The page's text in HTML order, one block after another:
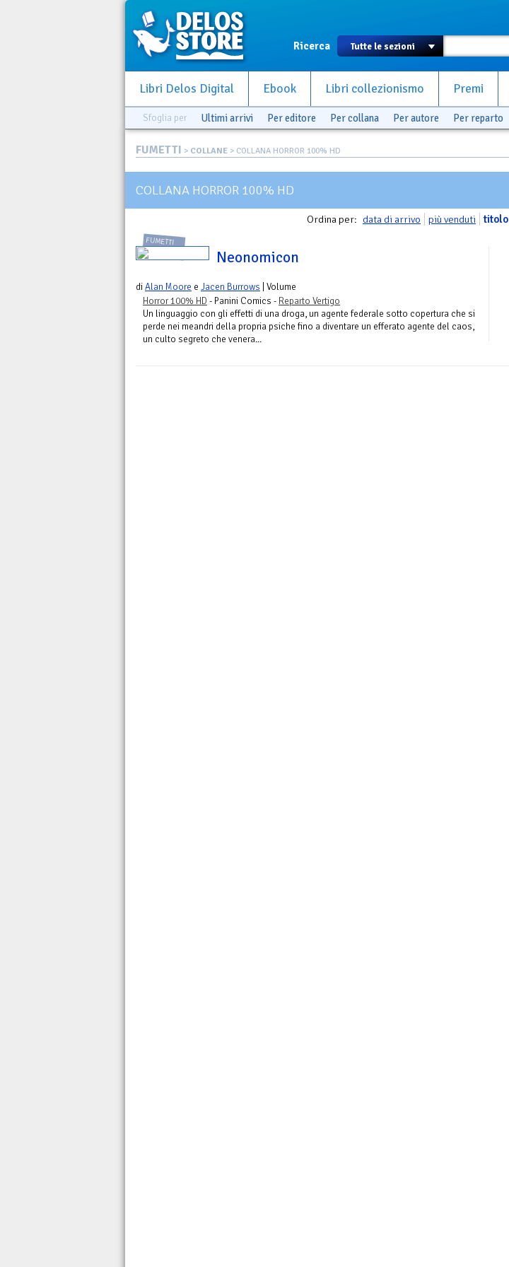
Ricerca
Libri Delos Digital Ebook Libri collezionismo Premi
Sfoglia per Ultimi arrivi Per editore Per collana Per autore Per reparto
FUMETTI > COLLANE > COLLANA HORROR 100% HD
COLLANA HORROR 100% HD
Ordina per: data di arrivo più venduti titolo
FUMETTI
Neonomicon
diAlan Moore e Jacen Burrows | Volume
Horror 100% HD - Panini Comics - Reparto Vertigo
Un linguaggio con gli effetti di una droga, un agente federale sotto copertura che si
perde nei meandri della propria psiche fino a diventare un efferato agente del caos,
un culto segreto che venera...